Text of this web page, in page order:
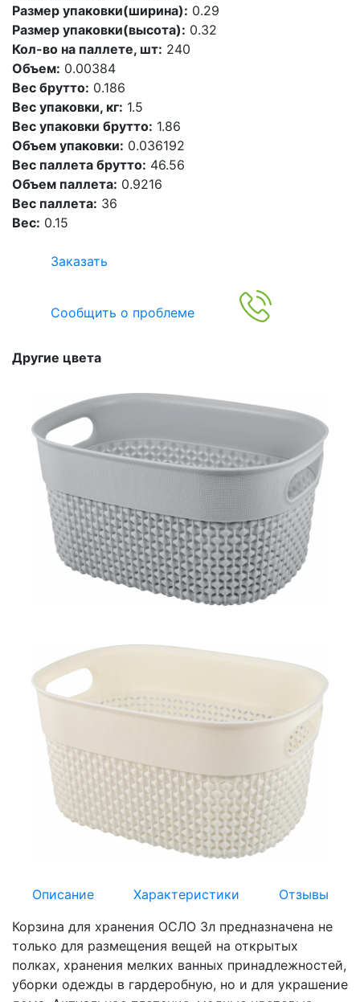
Размер упаковки(ширина): 0.29
Размер упаковки(высота): 0.32
Кол-во на паллете, шт: 240
Объем: 0.00384
Вес брутто: 0.186
Вес упаковки, кг: 1.5
Вес упаковки брутто: 1.86
Объем упаковки: 0.036192
Вес паллета брутто: 46.56
Объем паллета: 0.9216
Вес паллета: 36
Вес: 0.15
Заказать
Сообщить о проблеме
Другие цвета
Описание Характеристики
Отзывы
Корзина для хранения ОСЛО 3л предназначена не
только для размещения вещей на открытых
полках, хранения мелких ванных принадлежностей,
уборки одежды в гардеробную, но и для украшение